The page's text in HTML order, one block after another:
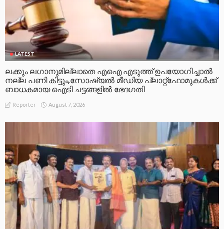
LATEST
ലക്കും ലഗാനുമില്ലാതെ എഐ എടുത്ത് ഉപയോഗിച്ചാല്‍
നല്ല പണി കിട്ടും,സോഷ്യല്‍ മീഡിയ പ്ലാറ്റ്‌ഫോമുകള്‍ക്ക്
ബാധകമായ ഐടി ചട്ടങ്ങളില്‍ ഭേദഗതി
Reporter August 7, 2026